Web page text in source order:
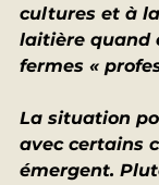
cultures et à
laitière quand
fermes «
La situation
avec certains
émergent.